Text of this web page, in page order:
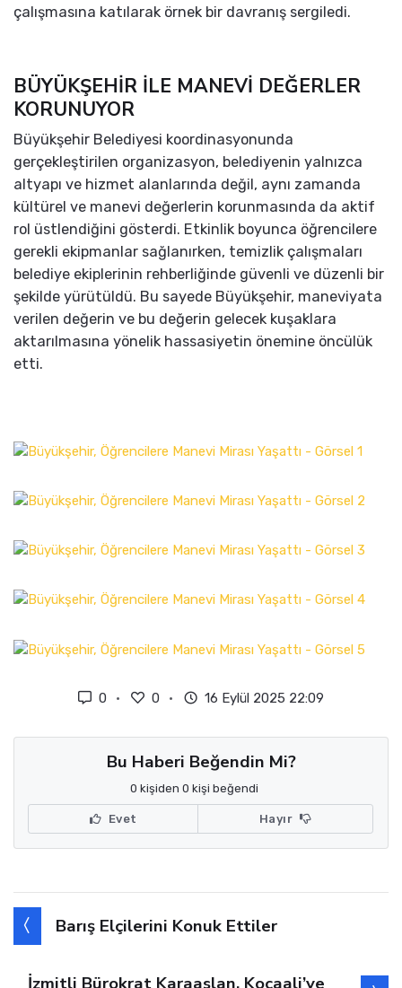
çalışmasına katılarak örnek bir davranış sergiledi.
BÜYÜKŞEHİR İLE MANEVİ DEĞERLER
KORUNUYOR
Büyükşehir Belediyesi koordinasyonunda
gerçekleştirilen organizasyon, belediyenin yalnızca
altyapı ve hizmet alanlarında değil, aynı zamanda
kültürel ve manevi değerlerin korunmasında da aktif
rol üstlendiğini gösterdi. Etkinlik boyunca öğrencilere
gerekli ekipmanlar sağlanırken, temizlik çalışmaları
belediye ekiplerinin rehberliğinde güvenli ve düzenli bir
şekilde yürütüldü. Bu sayede Büyükşehir, maneviyata
verilen değerin ve bu değerin gelecek kuşaklara
aktarılmasına yönelik hassasiyetin önemine öncülük
etti.
0 0 16 Eylül 2025 22:09
Bu Haberi Beğendin Mi?
0 kişiden 0 kişi beğendi
Evet Hayır
Barış Elçilerini Konuk Ettiler